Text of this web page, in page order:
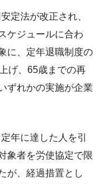
定法が改正され、
ケジュールに合わ
に、定年退職制度の
げ、65歳までの再
ずれかの実施が企業
年に達した人を引
象者を労使協定で限
が、経過措置とし